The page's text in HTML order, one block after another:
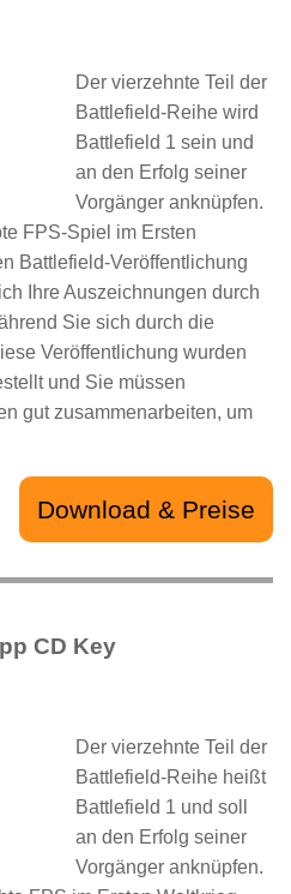
Der vierzehnte Teil der
Battlefield-Reihe wird
Battlefield 1 sein und
an den Erfolg seiner
Vorgänger anknüpfen.
FPS-Spiel im Ersten
Battlefield-Veröffentlichung
Ihre Auszeichnungen durch
Sie sich durch die
Veröffentlichung wurden
und Sie müssen
gut zusammenarbeiten, um
Download & Preise
CD Key
Der vierzehnte Teil der
Battlefield-Reihe heißt
Battlefield 1 und soll
an den Erfolg seiner
Vorgänger anknüpfen.